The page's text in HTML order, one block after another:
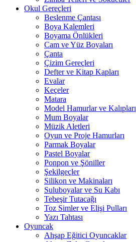
Okul Gereçleri
Beslenme Çantası
Boya Kalemleri
Boyama Önlükleri
Cam ve Yüz Boyaları
Çanta
Çizim Gereçleri
Defter ve Kitap Kapları
Evalar
Keçeler
Matara
Model Hamurlar ve Kalıpları
Mum Boyalar
Müzik Aletleri
Oyun ve Proje Hamurları
Parmak Boyalar
Pastel Boyalar
Ponpon ve Şöniller
Şekilgeçler
Silikon ve Makinaları
Suluboyalar ve Su Kabı
Tebeşir Tutacağı
Toz Simler ve Elişi Pulları
Yazı Tahtası
Oyuncak
Ahşap Eğitici Oyuncaklar